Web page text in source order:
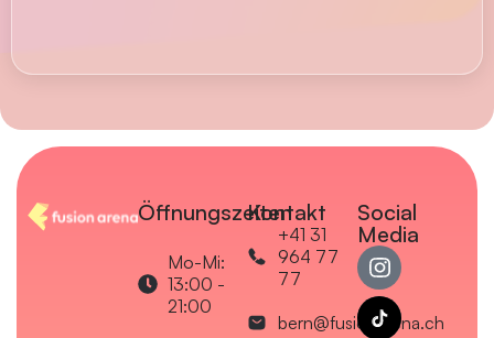
Öffnungszeiten
Mo-Mi:
13:00 -
21:00
Kontakt
+41 31
964 77
77
bern@fusionarena.ch
Social
Media